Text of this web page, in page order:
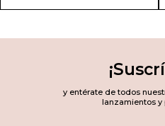
y entérate de todos
lanzamientos y